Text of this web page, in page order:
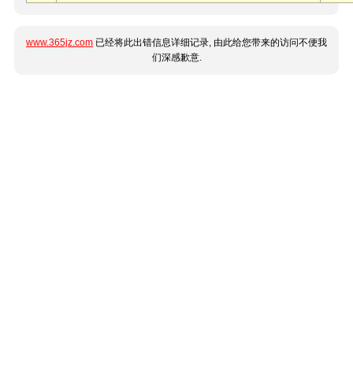
www.365jz.com 已经将此出错信息详细记录, 由此给您带来的访问不便我
们深感歉意.